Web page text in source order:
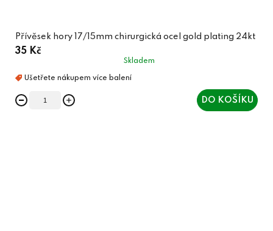
Přívěsek hory 17/15mm chirurgická ocel gold plating 24kt
35 Kč
Skladem
DO KOŠÍKU